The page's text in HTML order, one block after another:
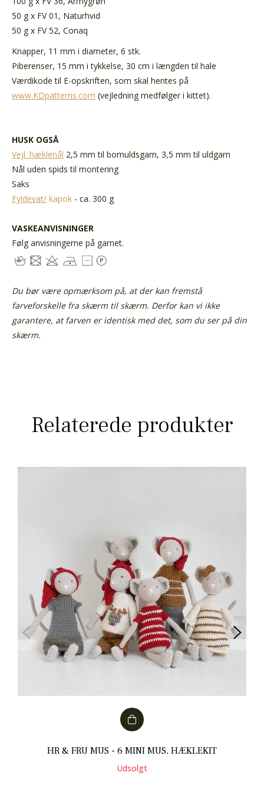
50 g x FV 01, Naturhvid
50 g x FV 52, Conaq
Knapper, 11 mm i diameter, 6 stk.
Piberenser, 15 mm i tykkelse, 30 cm i længden til hale
Værdikode til E-opskriften, som skal hentes på
www.KDpatterns.com (vejledning medfølger i kittet).
HUSK OGSÅ
Vejl. hæklenål 2,5 mm til bomuldsgarn, 3,5 mm til uldgarn
Nål uden spids til montering
Saks
Fyldevat/ kapok - ca. 300 g
VASKEANVISNINGER
Følg anvisningerne på garnet.
Du bør være opmærksom på, at der kan fremstå
farveforskelle fra skærm til skærm. Derfor kan vi ikke
garantere, at farven er identisk med det, som du ser på din
skærm.
Relaterede produkter
HR & FRU MUS - 6 MINI MUS, HÆKLEKIT
Udsolgt